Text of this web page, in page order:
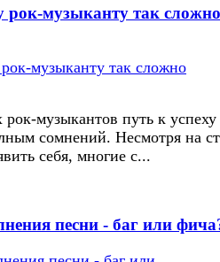
музыканту так сложно
музыкантов путь к успеху
сомнений. Несмотря на
себя, многие с...
песни - баг или